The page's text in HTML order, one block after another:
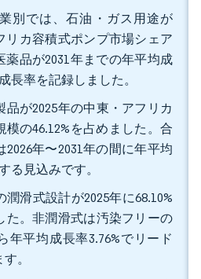
別では、石油・ガス用途が
リカ容積式ポンプ市場シェア
薬品が2031年までの年平均成
長率を記録しました。
が2025年の中東・アフリカ
の46.12%を占めました。合
年〜2031年の間に年平均
る見込みです。
滑式設計が2025年に68.10%
た。非潤滑式は汚染フリーの
年平均成長率3.76%でリード
。